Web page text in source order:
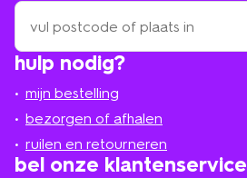
hulp nodig?
mijn bestelling
bezorgen of afhalen
ruilen en retourneren
bel onze klantenservice
zoek
een
winkel
bij
in
de
buurt